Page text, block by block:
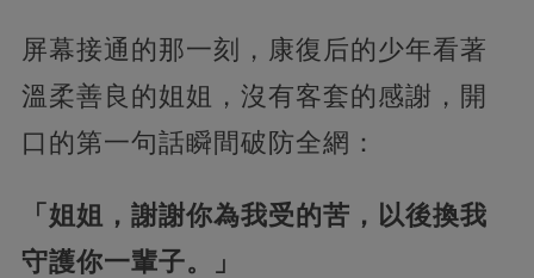
屏幕接通的那一刻，康復后的少年看著
溫柔善良的姐姐，沒有客套的感謝，開
口的第一句話瞬間破防全網：
「姐姐，謝謝你為我受的苦，以後換我
守護你一輩子。」